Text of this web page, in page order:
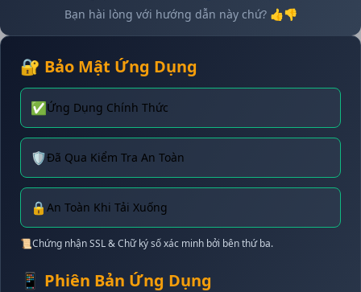
Bạn hài lòng với hướng dẫn này chứ? 👍👎
🔐 Bảo Mật Ứng Dụng
✅Ứng Dụng Chính Thức
🛡️Đã Qua Kiểm Tra An Toàn
🔒 An Toàn Khi Tải Xuống
📜Chứng nhận SSL & Chữ ký số xác minh bởi bên thứ ba.
📱 Phiên Bản Ứng Dụng